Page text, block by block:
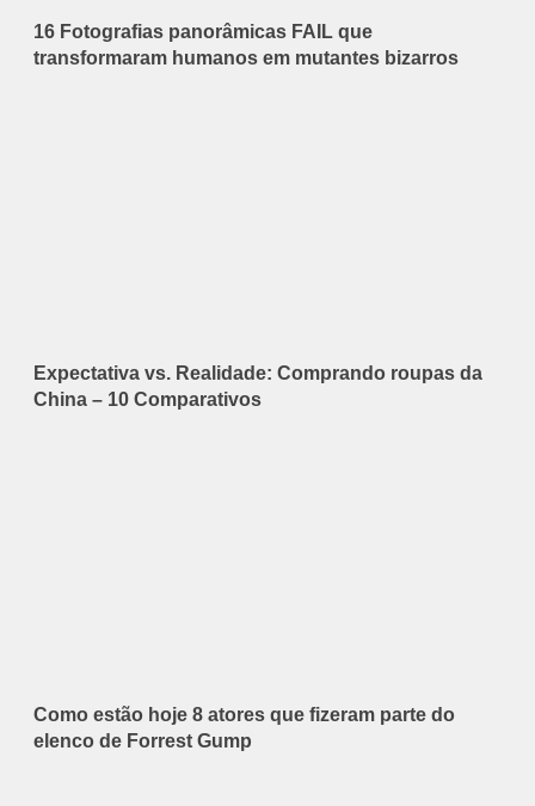
16 Fotografias panorâmicas FAIL que
transformaram humanos em mutantes bizarros
Expectativa vs. Realidade: Comprando roupas da
China – 10 Comparativos
Como estão hoje 8 atores que fizeram parte do
elenco de Forrest Gump